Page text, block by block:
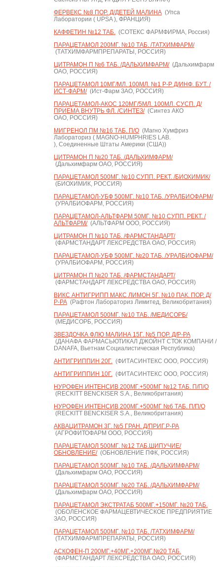
ФЕРВЕКС №8 ПОР. Д/ДЕТЕЙ МАЛИНА(Упса
Лаборатории ( UPSA ), ФРАНЦИЯ)
КАФФЕТИН №12 ТАБ.(СОТЕКС ФАРМФИРМА, Россия)
ПАРАЦЕТАМОЛ 200МГ. №10 ТАБ. /ТАТХИМФАРМ/
(ТАТХИМФАРМПРЕПАРАТЫ, РОССИЯ)
ЦИТРАМОН П №6 ТАБ. /ДАЛЬХИМФАРМ/(Дальхимфарм
ОАО, РОССИЯ)
ПАРАЦЕТАМОЛ 10МГ/МЛ. 100МЛ. №1 Р-Р Д/ИНФ. БУТ. /
ИСТ-ФАРМ/(Ист-Фарм ЗАО, РОССИЯ)
ПАРАЦЕТАМОЛ-АКОС 120МГ/5МЛ. 100МЛ. СУСП. Д/
ПРИЕМА ВНУТРЬ ФЛ. /СИНТЕЗ/(Синтез АКО
ОАО, РОССИЯ)
МИГРЕНОЛ ПМ №16 ТАБ. П/О(Магно Хумфриз
Лабораториз ( MAGNO-HUMPHRIES LAB.
), Соединенные Штаты Америки (США))
ЦИТРАМОН П №20 ТАБ. /ДАЛЬХИМФАРМ/
(Дальхимфарм ОАО, РОССИЯ)
ПАРАЦЕТАМОЛ 500МГ. №10 СУПП. РЕКТ. /БИОХИМИК/
(БИОХИМИК, РОССИЯ)
ПАРАЦЕТАМОЛ-УБФ 500МГ. №10 ТАБ. /УРАЛБИОФАРМ/
(УРАЛБИОФАРМ, РОССИЯ)
ПАРАЦЕТАМОЛ-АЛЬТФАРМ 50МГ. №10 СУПП. РЕКТ. /
АЛЬТФАРМ/(АЛЬТФАРМ ООО, РОССИЯ)
ЦИТРАМОН П №10 ТАБ. /ФАРМСТАНДАРТ/
(ФАРМСТАНДАРТ ЛЕКСРЕДСТВА ОАО, РОССИЯ)
ПАРАЦЕТАМОЛ-УБФ 500МГ. №20 ТАБ. /УРАЛБИОФАРМ/
(УРАЛБИОФАРМ, РОССИЯ)
ЦИТРАМОН П №20 ТАБ. /ФАРМСТАНДАРТ/
(ФАРМСТАНДАРТ ЛЕКСРЕДСТВА ОАО, РОССИЯ)
ВИКС АНТИГРИПП МАКС ЛИМОН 5Г. №10 ПАК. ПОР. Д/
Р-РА(Рафтон Лабораториз Лимитед, Великобритания)
ПАРАЦЕТАМОЛ 500МГ. №10 ТАБ. /МЕДИСОРБ/
(МЕДИСОРБ, РОССИЯ)
ЗВЕЗДОЧКА ФЛЮ МАЛИНА 15Г. №5 ПОР. Д/Р-РА
(ДАНАФА ФАРМАСЬЮТИКАЛ ДЖОЙНТ СТОК КОМПАНИ /
DANAFA, Вьетнам Социалистическая Республика)
АНТИГРИППИН 20Г.(ФИТАСИНТЕКС ООО, РОССИЯ)
АНТИГРИППИН 10Г.(ФИТАСИНТЕКС ООО, РОССИЯ)
НУРОФЕН ИНТЕНСИВ 200МГ.+500МГ №12 ТАБ. П/П/О
(RECKITT BENCKISER S.A., Великобритания)
НУРОФЕН ИНТЕНСИВ 200МГ.+500МГ №6 ТАБ. П/П/О
(RECKITT BENCKISER S.A., Великобритания)
АКВАЦИТРАМОН 3Г. №5 ГРАН. Д/ПРИГ.Р-РА
(АГРОФИТОФАРМ ООО, РОССИЯ)
ПАРАЦЕТАМОЛ 500МГ. №12 ТАБ.ШИПУЧИЕ/
ОБНОВЛЕНИЕ/(ОБНОВЛЕНИЕ ПФК, РОССИЯ)
ПАРАЦЕТАМОЛ 500МГ. №10 ТАБ. /ДАЛЬХИМФАРМ/
(Дальхимфарм ОАО, РОССИЯ)
ПАРАЦЕТАМОЛ 500МГ. №20 ТАБ. /ДАЛЬХИМФАРМ/
(Дальхимфарм ОАО, РОССИЯ)
ПАРАЦЕТАМОЛ ЭКСТРАТАБ 500МГ.+150МГ. №20 ТАБ.
(ОБОЛЕНСКОЕ ФАРМАЦЕВТИЧЕСКОЕ ПРЕДПРИЯТИЕ
ЗАО, РОССИЯ)
ПАРАЦЕТАМОЛ 500МГ. №10 ТАБ. /ТАТХИМФАРМ/
(ТАТХИМФАРМПРЕПАРАТЫ, РОССИЯ)
АСКОФЕН-П 200МГ.+40МГ.+200МГ.№20 ТАБ.
(ФАРМСТАНДАРТ ЛЕКСРЕДСТВА ОАО, РОССИЯ)